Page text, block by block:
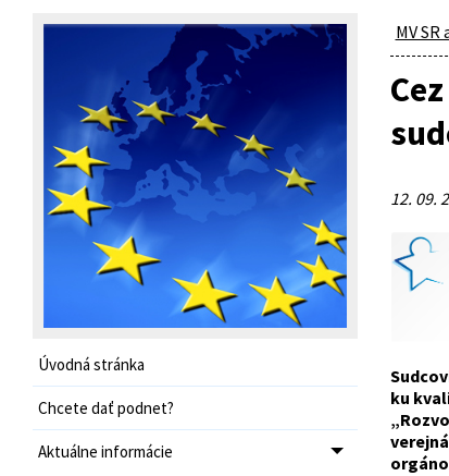
Úvodná stránka
Chcete dať podnet?
Aktuálne informácie
MV SR
12. 09.
ku